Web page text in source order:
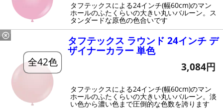
タフテックスによる24インチ(幅60cm)のマン
ホールのふたくらいの大きい丸いバルーン。ス
タンダードな原色の色合いです
全42色
タフテックス ラウンド 24インチ デ
ザイナーカラー 単色
3,084円
タフテックスによる24インチ(幅60cm)のマン
ホールのふたくらいの大きい丸いバルーン。淡
い色から濃い色まで圧倒的な色数を誇ります